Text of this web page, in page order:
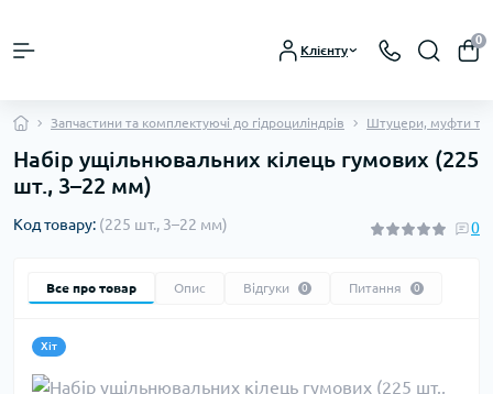
Клієнту
0
Запчастини та комплектуючі до гідроциліндрів Штуцери, муфти та
Набір ущільнювальних кілець гумових (225
шт., 3–22 мм)
Код товару: (225 шт., 3–22 мм) 0
Все про товар Опис Відгуки 0 Питання 0
Хіт